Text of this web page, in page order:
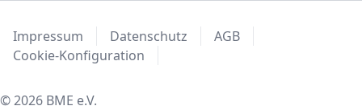
Impressum Datenschutz
AGB
Cookie-Konfiguration
© 2026 BME e.V.